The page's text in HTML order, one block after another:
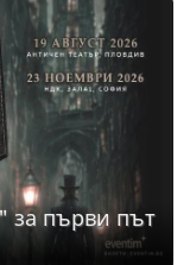
за първи път